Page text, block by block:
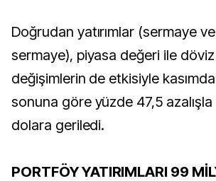
Doğrudan yatırımlar (sermaye
sermaye), piyasa değeri ile döviz
değişimlerin de etkisiyle
sonuna göre yüzde 47,5 azalışla
dolara geriledi.
PORTFÖY YATIRIMLARI 99